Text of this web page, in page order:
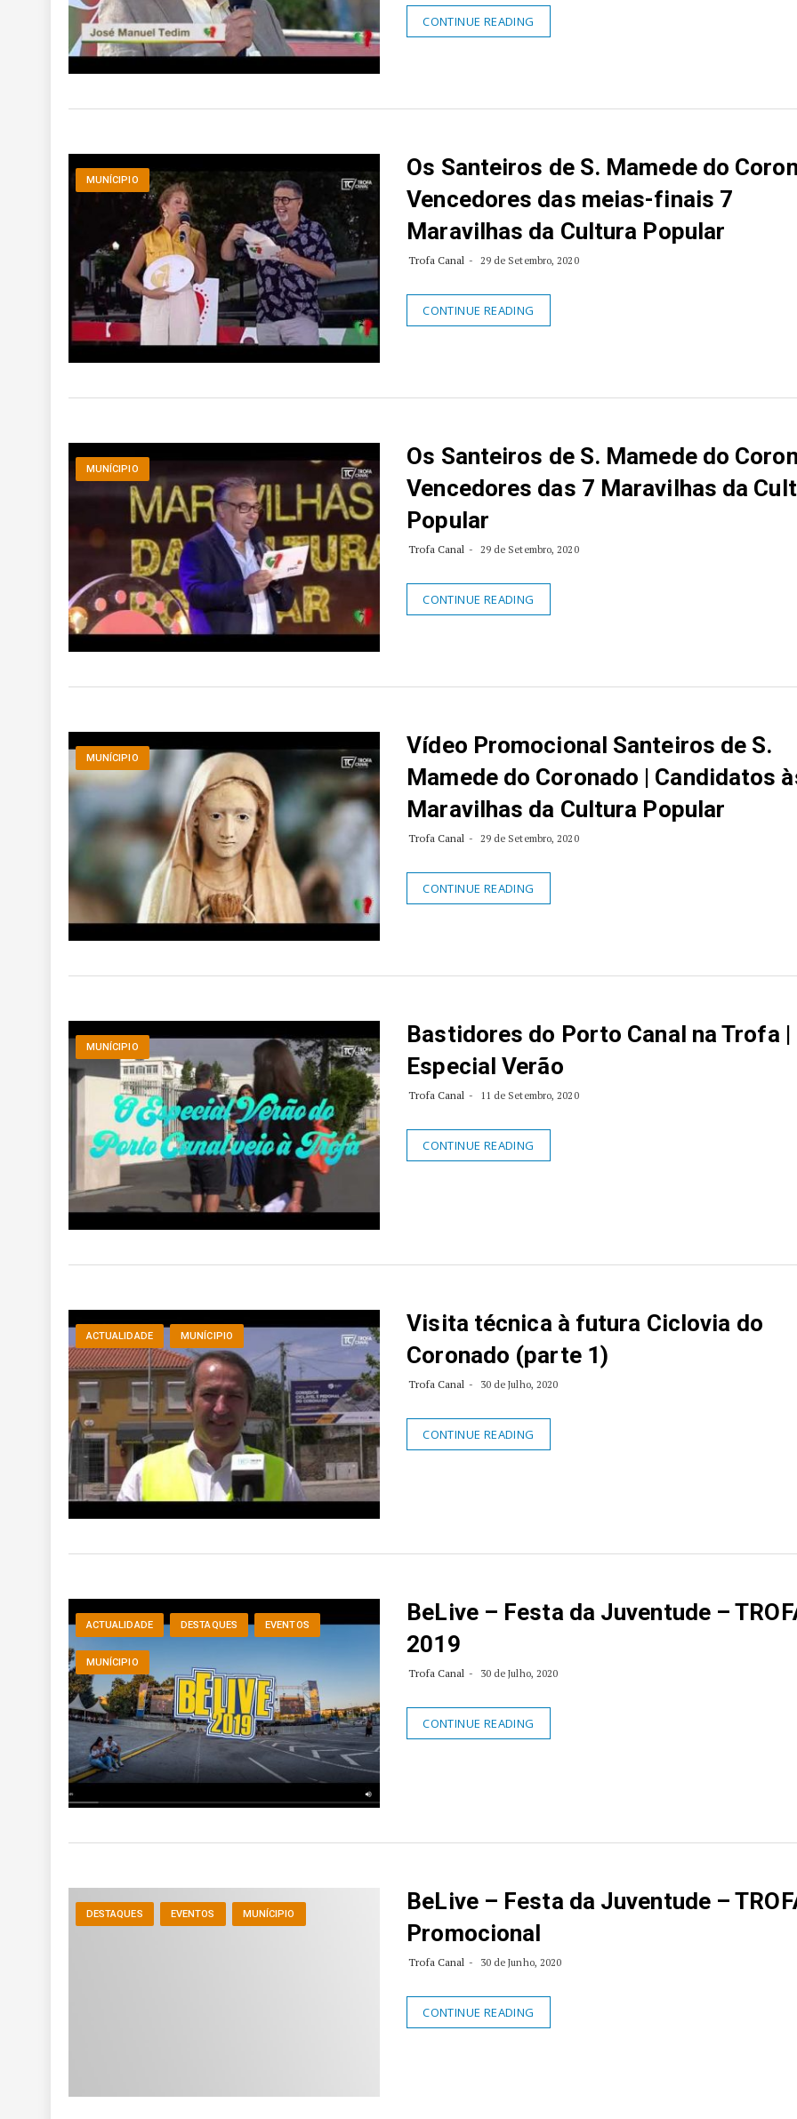
CONTINUE READING
MUNÍCIPIO
Os Santeiros de S. Mamede do
Vencedores das meias-finais 7
Maravilhas da Cultura Popular
Trofa Canal 29 de Setembro, 2020
CONTINUE READING
MUNÍCIPIO
Os Santeiros de S. Mamede do
Vencedores das 7 Maravilhas da
Popular
Trofa Canal 29 de Setembro, 2020
CONTINUE READING
MUNÍCIPIO
Vídeo Promocional Santeiros de S.
Mamede do Coronado | Candidatos
Maravilhas da Cultura Popular
Trofa Canal 29 de Setembro, 2020
CONTINUE READING
MUNÍCIPIO
Bastidores do Porto Canal na Trofa |
Especial Verão
Trofa Canal 11 de Setembro, 2020
CONTINUE READING
ACTUALIDADE MUNÍCIPIO
Visita técnica à futura Ciclovia do
Coronado (parte 1)
Trofa Canal 30 de Julho, 2020
CONTINUE READING
ACTUALIDADE DESTAQUES EVENTOS
MUNÍCIPIO
BeLive – Festa da Juventude –
2019
Trofa Canal 30 de Julho, 2020
CONTINUE READING
DESTAQUES EVENTOS MUNÍCIPIO
BeLive – Festa da Juventude –
Promocional
Trofa Canal 30 de Junho, 2020
CONTINUE READING